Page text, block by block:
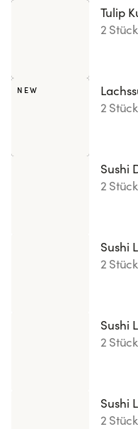
Tulip
2
NEW
2
Sushi
2
Sushi
2
Sushi
2
Sushi
2